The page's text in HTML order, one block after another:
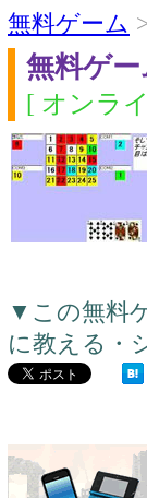
無料ゲーム
無料ゲ
[ オンラ
▼この無料
に教える・